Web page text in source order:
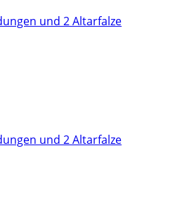
und 2 Altarfalze
und 2 Altarfalze